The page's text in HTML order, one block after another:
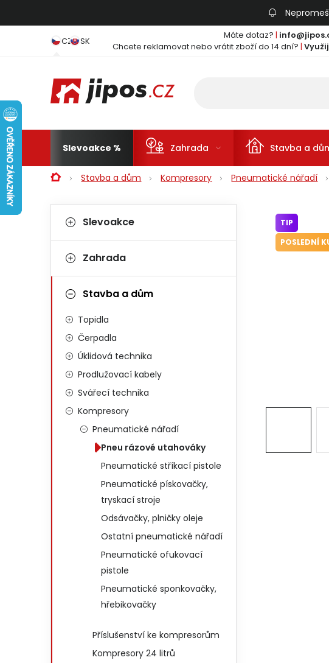
CZ SK Máte dotaz? |
Chcete reklamovat nebo vrátit zboží do 14 dní? |
Slevoakce Zahrada Stavba a
DomůStavba a dům Kompresory Pneumatické nářadí
Postranní panel
Kategorie
Slevoakce
Zahrada
Stavba a dům
Topidla
Čerpadla
Úklidová technika
Prodlužovací kabely
Svářecí technika
Kompresory
Pneumatické nářadí
Pneu rázové utahováky
Pneumatické stříkací pistole
Pneumatické pískovačky,
tryskací stroje
Odsávačky, plničky oleje
Ostatní pneumatické nářadí
Pneumatické ofukovací
pistole
Pneumatické sponkovačky,
hřebikovačky
Příslušenství ke kompresorům
Kompresory 24 litrů
TIP
POSLEDNÍ